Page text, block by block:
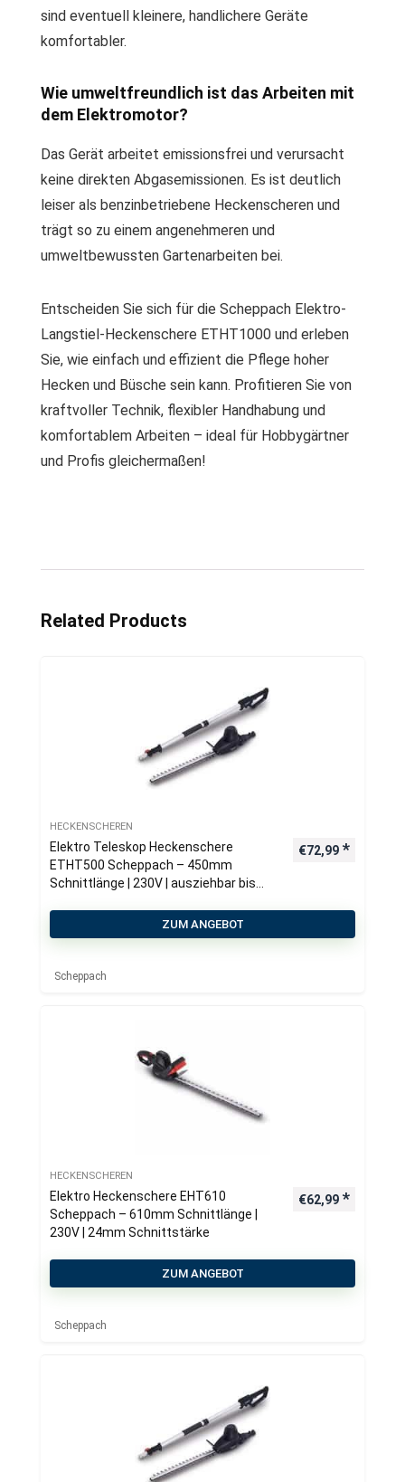
sind eventuell kleinere, handlichere Geräte
komfortabler.
Wie umweltfreundlich ist das Arbeiten mit
dem Elektromotor?
Das Gerät arbeitet emissionsfrei und verursacht
keine direkten Abgasemissionen. Es ist deutlich
leiser als benzinbetriebene Heckenscheren und
trägt so zu einem angenehmeren und
umweltbewussten Gartenarbeiten bei.
Entscheiden Sie sich für die Scheppach Elektro-
Langstiel-Heckenschere ETHT1000 und erleben
Sie, wie einfach und effizient die Pflege hoher
Hecken und Büsche sein kann. Profitieren Sie von
kraftvoller Technik, flexibler Handhabung und
komfortablem Arbeiten – ideal für Hobbygärtner
und Profis gleichermaßen!
Related Products
HECKENSCHEREN
Elektro Teleskop Heckenschere
ETHT500 Scheppach – 450mm
Schnittlänge | 230V | ausziehbar bis
€72,99
ZUM ANGEBOT
Scheppach
HECKENSCHEREN
Elektro Heckenschere EHT610
Scheppach – 610mm Schnittlänge |
230V | 24mm Schnittstärke
€62,99
ZUM ANGEBOT
Scheppach